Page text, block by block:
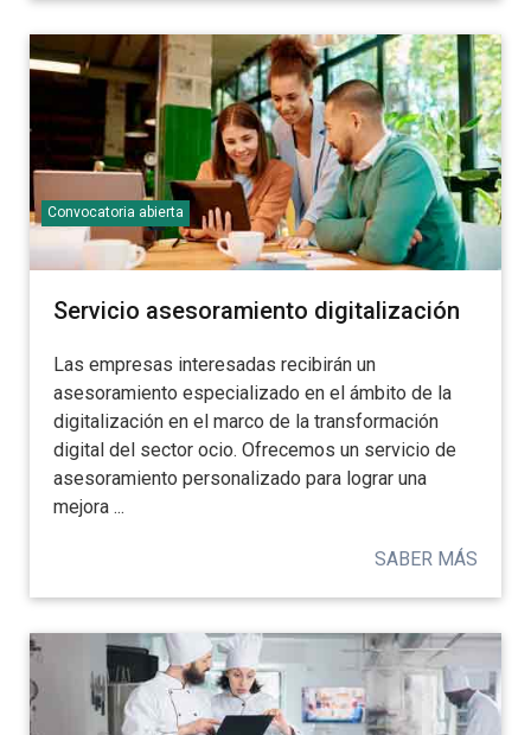
Servicio asesoramiento digitalización
Convocatoria abierta
Las empresas interesadas recibirán un
asesoramiento especializado en el ámbito de la
digitalización en el marco de la transformación
digital del sector ocio. Ofrecemos un servicio de
asesoramiento personalizado para lograr una
mejora ...
SABER MÁS